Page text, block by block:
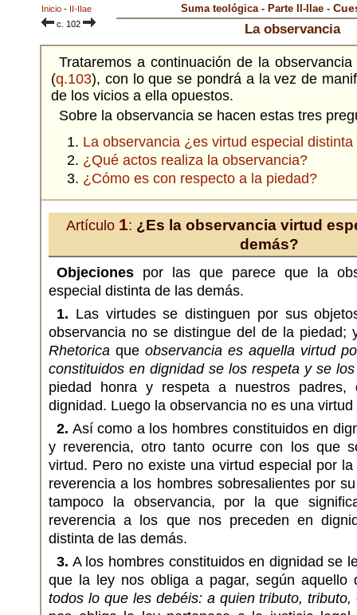
Inicio - II-IIae
c. 102
Suma teológica - Parte II-IIae -
La observancia
Trataremos a continuación de la observancia
(q.103), con lo que se pondrá a la vez de
de los vicios a ella opuestos.
Sobre la observancia se hacen estas tres
La observancia ¿es virtud especial
¿Qué actos realiza la observancia?
¿Cómo es con respecto a la piedad?
Artículo 1: ¿Es la observancia virtud
demás?
Objeciones por las que parece que la
especial distinta de las demás.
1. Las virtudes se distinguen por sus
observancia no se distingue del de la piedad;
Rhetorica que observancia es aquella virtud
constituidos en dignidad se los respeta y se
piedad honra y respeta a nuestros padres,
dignidad. Luego la observancia no es una
2. Así como a los hombres constituidos en
y reverencia, otro tanto ocurre con los que
virtud. Pero no existe una virtud especial por
reverencia a los hombres sobresalientes por
tampoco la observancia, por la que
reverencia a los que nos preceden en
distinta de las demás.
3. A los hombres constituidos en dignidad se
que la ley nos obliga a pagar, según
todos lo que les debéis: a quien tributo, tributo,